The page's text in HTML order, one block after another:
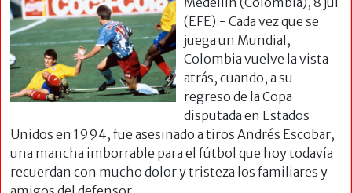
(EFE).- Cada vez que se
juega un Mundial,
Colombia vuelve la vista
atrás, cuando, a su
regreso de la Copa
disputada en Estados
Unidos en 1994, fue asesinado a tiros Andrés Escobar,
una mancha imborrable para el fútbol que hoy todavía
recuerdan con mucho dolor y tristeza los familiares y